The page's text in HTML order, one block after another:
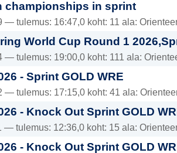
championships in sprint
— tulemus: 16:47,0 koht: 11 ala:
World Cup Round 1
— tulemus: 19:00,0 koht: 111 ala:
- Sprint GOLD WRE
— tulemus: 17:15,0 koht: 41 ala:
- Knock Out Sprint GOLD
— tulemus: 12:36,0 koht: 15 ala:
- Knock Out Sprint GOLD